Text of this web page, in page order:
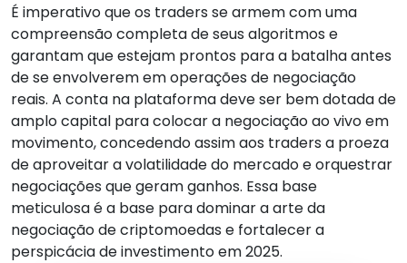
É imperativo que os traders se armem com uma
compreensão completa de seus algoritmos e
garantam que estejam prontos para a batalha antes
de se envolverem em operações de negociação
reais. A conta na plataforma deve ser bem dotada de
amplo capital para colocar a negociação ao vivo em
movimento, concedendo assim aos traders a proeza
de aproveitar a volatilidade do mercado e orquestrar
negociações que geram ganhos. Essa base
meticulosa é a base para dominar a arte da
negociação de criptomoedas e fortalecer a
perspicácia de investimento em 2025.